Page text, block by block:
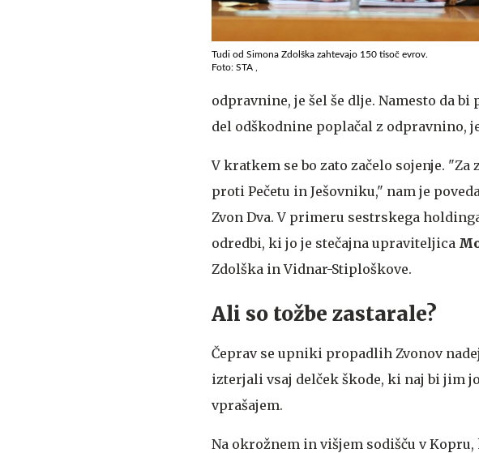
Tudi od Simona Zdolška zahtevajo 150 tisoč evrov.
Foto: STA ,
odpravnine, je šel še dlje. Namesto da
del odškodnine poplačal z odpravnino,
V kratkem se bo zato začelo sojenje.
proti Pečetu in Ješovniku," nam je
Zvon Dva. V primeru sestrskega
odredbi, ki jo je stečajna upraviteljica
Zdolška in Vidnar-Stiploškove.
Ali so tožbe zastarale?
Čeprav se upniki propadlih Zvonov
izterjali vsaj delček škode, ki naj bi jim
vprašajem.
Na okrožnem in višjem sodišču v